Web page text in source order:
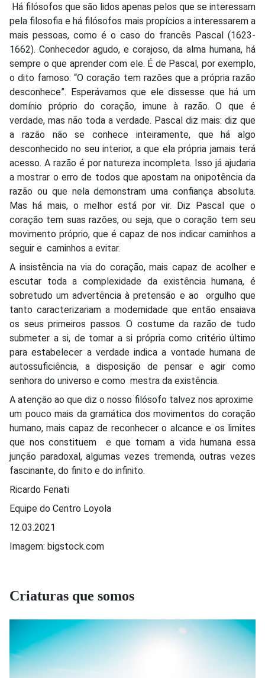
Há filósofos que são lidos apenas pelos que se interessam
pela filosofia e há filósofos mais propícios a interessarem a
mais pessoas, como é o caso do francês Pascal (1623-
1662). Conhecedor agudo, e corajoso, da alma humana, há
sempre o que aprender com ele. É de Pascal, por exemplo,
o dito famoso: “O coração tem razões que a própria razão
desconhece”. Esperávamos que ele dissesse que há um
domínio próprio do coração, imune à razão. O que é
verdade, mas não toda a verdade. Pascal diz mais: diz que
a razão não se conhece inteiramente, que há algo
desconhecido no seu interior, a que ela própria jamais terá
acesso. A razão é por natureza incompleta. Isso já ajudaria
a mostrar o erro de todos que apostam na onipotência da
razão ou que nela demonstram uma confiança absoluta.
Mas há mais, o melhor está por vir. Diz Pascal que o
coração tem suas razões, ou seja, que o coração tem seu
movimento próprio, que é capaz de nos indicar caminhos a
seguir e caminhos a evitar.
A insistência na via do coração, mais capaz de acolher e
escutar toda a complexidade da existência humana, é
sobretudo um advertência à pretensão e ao orgulho que
tanto caracterizariam a modernidade que então ensaiava
os seus primeiros passos. O costume da razão de tudo
submeter a si, de tomar a si própria como critério último
para estabelecer a verdade indica a vontade humana de
autossuficiência, a disposição de pensar e agir como
senhora do universo e como mestra da existência.
A atenção ao que diz o nosso filósofo talvez nos aproxime
um pouco mais da gramática dos movimentos do coração
humano, mais capaz de reconhecer o alcance e os limites
que nos constituem e que tornam a vida humana essa
junção paradoxal, algumas vezes tremenda, outras vezes
fascinante, do finito e do infinito.
Ricardo Fenati
Equipe do Centro Loyola
12.03.2021
Imagem: bigstock.com
Criaturas que somos